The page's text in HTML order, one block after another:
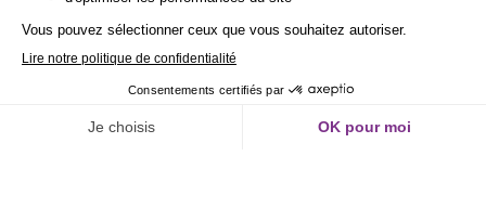
1ère Organisation de l’ESS certifiée Quali’OP